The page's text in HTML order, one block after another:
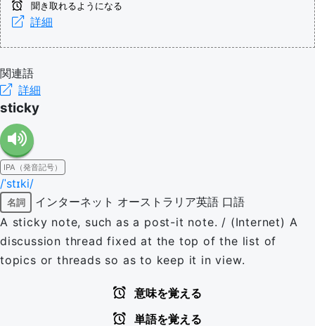
聞き取れるようになる
詳細
関連語
詳細
sticky
IPA（発音記号）
/ˈstɪki/
名詞 インターネット オーストラリア英語 口語
A sticky note, such as a post-it note. / (Internet) A
discussion thread fixed at the top of the list of
topics or threads so as to keep it in view.
意味を覚える
単語を覚える